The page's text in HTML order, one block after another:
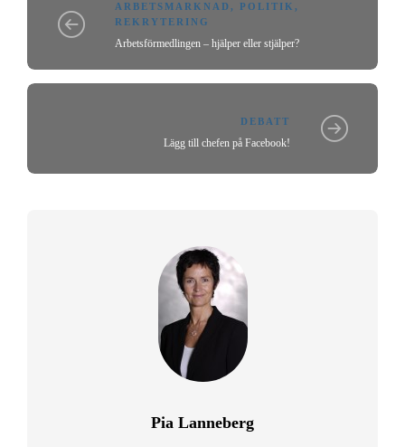
ARBETSMARKNAD, POLITIK ,
REKRYTERING
Arbetsförmedlingen – hjälper eller stjälper?
DEBATT
Lägg till chefen på Facebook!
Pia Lanneberg